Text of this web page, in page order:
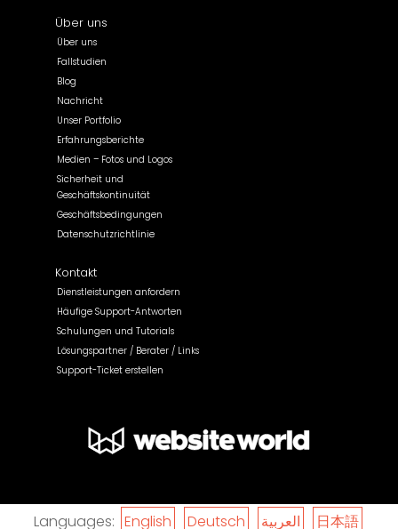
Über uns
Über uns
Fallstudien
Blog
Nachricht
Unser Portfolio
Erfahrungsberichte
Medien – Fotos und Logos
Sicherheit und
Geschäftskontinuität
Geschäftsbedingungen
Datenschutzrichtlinie
Kontakt
Dienstleistungen anfordern
Häufige Support-Antworten
Schulungen und Tutorials
Lösungspartner / Berater / Links
Support-Ticket erstellen
Languages: English Deutsch العربية 日本語